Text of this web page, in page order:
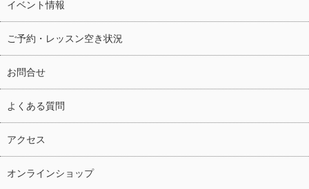
イベント情報
ご予約・レッスン空き状況
お問合せ
よくある質問
アクセス
オンラインショップ